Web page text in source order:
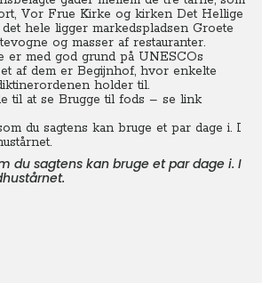
Vor Frue Kirke og kirken Det Hellige
hele ligger markedspladsen Groete
og masser af restauranter.
er med god grund på UNESCOs
af dem er Begijnhof, hvor enkelte
holder til.
til at se Brugge til fods – se link
du sagtens kan bruge et par dage i. I